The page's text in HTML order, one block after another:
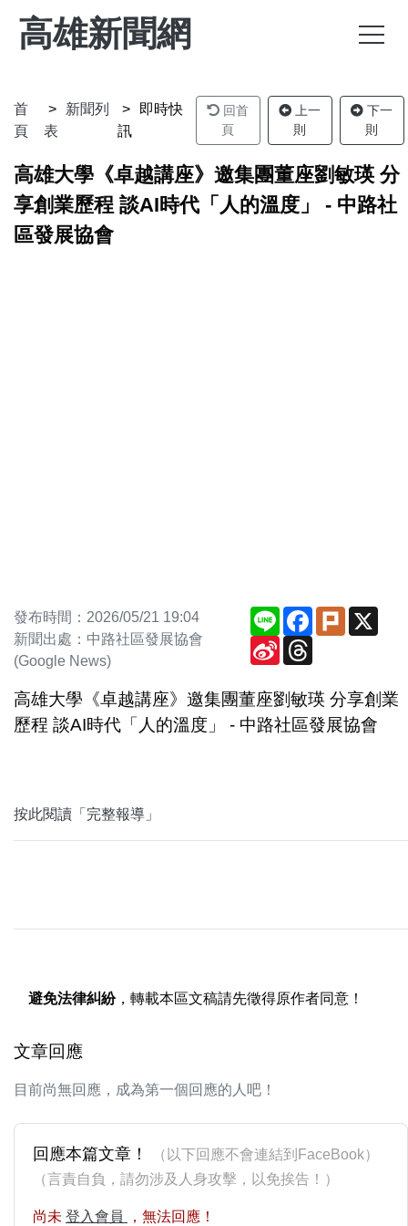
高雄新聞網
首
頁
新聞列
表
即時快
訊
回首
頁
上一
則
下一
則
高雄大學《卓越講座》邀集團董座劉敏瑛 分
享創業歷程 談AI時代「人的溫度」 - 中路社
區發展協會
發布時間：2026/05/21 19:04
新聞出處：中路社區發展協會
(Google News)
Line Facebook
Plurk
Sina
Weibo
高雄大學《卓越講座》邀集團董座劉敏瑛 分享創業
歷程 談AI時代「人的溫度」 - 中路社區發展協會
按此閱讀「完整報導」
避免法律糾紛，轉載本區文稿請先徵得原作者同意！
文章回應
目前尚無回應，成為第一個回應的人吧！
回應本篇文章！
（以下回應不會連結到FaceBook）
（言責自負，請勿涉及人身攻擊，以免挨告！）
尚未 登入會員 ，無法回應！